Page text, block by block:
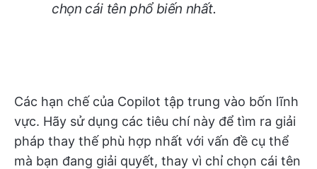
chọn cái tên phổ biến nhất.
Các hạn chế của Copilot tập trung vào bốn lĩnh
vực. Hãy sử dụng các tiêu chí này để tìm ra giải
pháp thay thế phù hợp nhất với vấn đề cụ thể
mà bạn đang giải quyết, thay vì chỉ chọn cái tên